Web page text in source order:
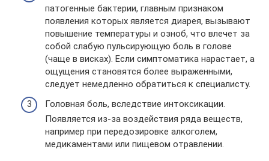
патогенные бактерии, главным признаком
появления которых является диарея, вызывают
повышение температуры и озноб, что влечет за
собой слабую пульсирующую боль в голове
(чаще в висках). Если симптоматика нарастает, а
ощущения становятся более выраженными,
следует немедленно обратиться к специалисту.
Головная боль, вследствие интоксикации.
Появляется из-за воздействия ряда веществ,
например при передозировке алкоголем,
медикаментами или пищевом отравлении.